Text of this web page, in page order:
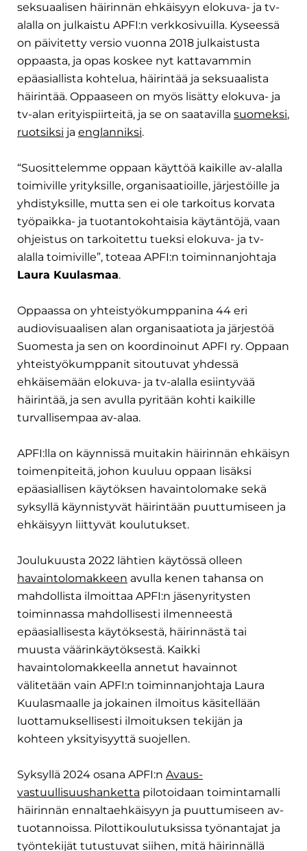
seksuaalisen häirinnän ehkäisyyn elokuva- ja tv-
alalla on julkaistu APFI:n verkkosivuilla. Kyseessä
on päivitetty versio vuonna 2018 julkaistusta
oppaasta, ja opas koskee nyt kattavammin
epäasiallista kohtelua, häirintää ja seksuaalista
häirintää. Oppaaseen on myös lisätty elokuva- ja
tv-alan erityispiirteitä, ja se on saatavilla suomeksi
ruotsiksi ja englanniksi.
“Suosittelemme oppaan käyttöä kaikille av-alalla
toimiville yrityksille, organisaatioille, järjestöille ja
yhdistyksille, mutta sen ei ole tarkoitus korvata
työpaikka- ja tuotantokohtaisia käytäntöjä, vaan
ohjeistus on tarkoitettu tueksi elokuva- ja tv-
Laura Kuulasmaa.
Oppaassa on yhteistyökumppanina 44 eri
audiovisuaalisen alan organisaatiota ja järjestöä
Suomesta ja sen on koordinoinut APFI ry. Oppaan
yhteistyökumppanit sitoutuvat yhdessä
ehkäisemään elokuva- ja tv-alalla esiintyvää
häirintää, ja sen avulla pyritään kohti kaikille
turvallisempaa av-alaa.
APFI:lla on käynnissä muitakin häirinnän ehkäisyn
toimenpiteitä, johon kuuluu oppaan lisäksi
epäasiallisen käytöksen havaintolomake sekä
syksyllä käynnistyvät häirintään puuttumiseen ja
ehkäisyyn liittyvät koulutukset.
havaintolomakkeen avulla kenen tahansa on
mahdollista ilmoittaa APFI:n jäsenyritysten
toiminnassa mahdollisesti ilmenneestä
epäasiallisesta käytöksestä, häirinnästä tai
muusta väärinkäytöksestä. Kaikki
havaintolomakkeella annetut havainnot
välitetään vain APFI:n toiminnanjohtaja Laura
Kuulasmaalle ja jokainen ilmoitus käsitellään
luottamuksellisesti ilmoituksen tekijän ja
kohteen yksityisyyttä suojellen.
Syksyllä 2024 osana APFI:n Avaus-
vastuullisuushanketta pilotoidaan toimintamalli
häirinnän ennaltaehkäisyyn ja puuttumiseen av-
tuotannoissa. Pilottikoulutuksissa työnantajat ja
työntekijät tutustuvat siihen, mitä häirinnällä